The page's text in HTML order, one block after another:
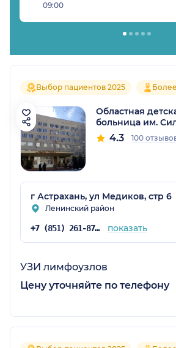
09:00
Выбор пациентов 2025
Областная
больница им.
4.3 100
г Астрахань, ул Медиков, стр 6
Ленинский район
+7 (851) 261-87-56 показать
УЗИ лимфоузлов
Цену уточняйте по телефону